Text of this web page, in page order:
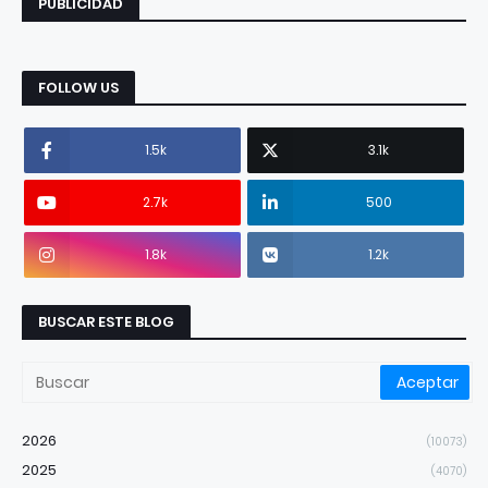
FOLLOW US
1.5k 3.1k
2.7k 500
1.8k 1.2k
BUSCAR ESTE BLOG
2026 (10073)
2025 (4070)